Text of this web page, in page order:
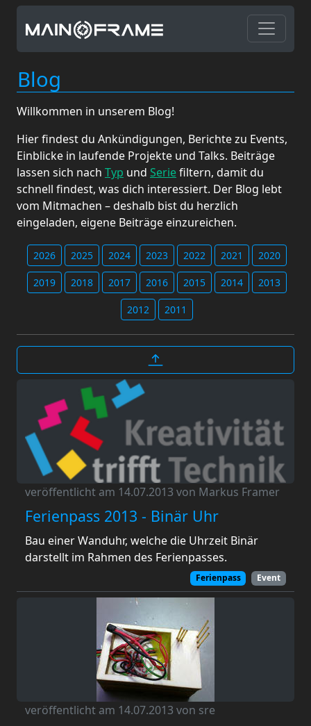
Blog
Willkommen in unserem Blog!
Hier findest du Ankündigungen, Berichte zu Events,
Einblicke in laufende Projekte und Talks. Beiträge
lassen sich nach Typ und Seriefiltern, damit du
schnell findest, was dich interessiert. Der Blog lebt
vom Mitmachen – deshalb bist du herzlich
eingeladen, eigene Beiträge einzureichen.
2026 2025 2024 2023 2022 2021 2020
2019 2018 2017 2016 2015 2014 2013
2012 2011
veröffentlicht am 14.07.2013 von Markus Framer
Ferienpass 2013 - Binär Uhr
Bau einer Wanduhr, welche die Uhrzeit Binär
darstellt im Rahmen des Ferienpasses.
Ferienpass Event
veröffentlicht am 14.07.2013 von sre